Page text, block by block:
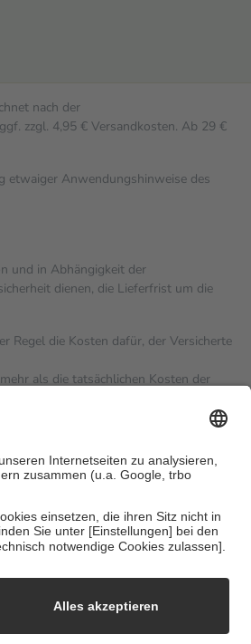
nach der
zzgl. 4,95 € Versandkosten. Ab 29 €
etwaiger Anwendungshinweise des
und in Abhängigkeit der
dienen, die Lieferfrist um die
Regel die Kosten dafür, der Versicherte
als die tatsächlichen Kosten der